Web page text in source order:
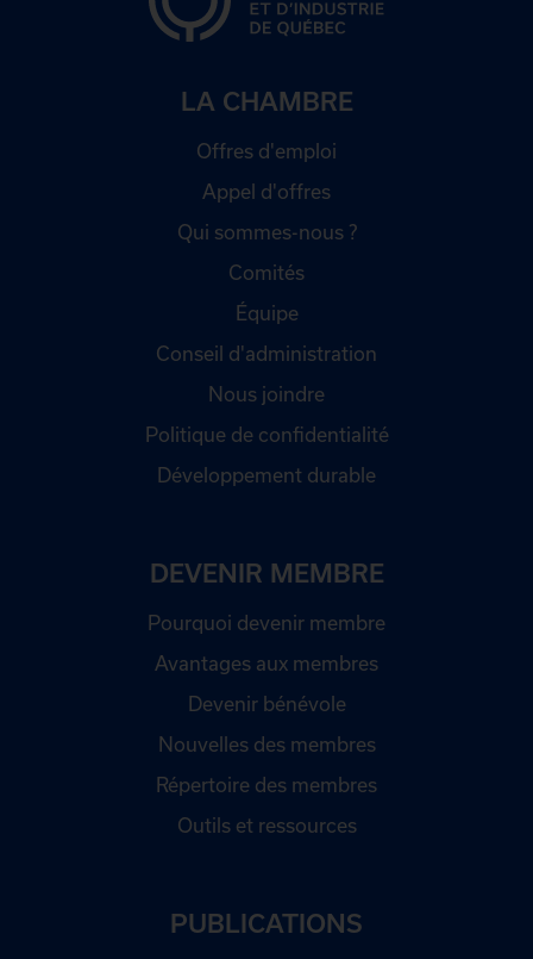
LA CHAMBRE
Offres d'emploi
Appel d'offres
Qui sommes-nous ?
Comités
Équipe
Conseil d'administration
Nous joindre
Politique de confidentialité
Développement durable
DEVENIR MEMBRE
Pourquoi devenir membre
Avantages aux membres
Devenir bénévole
Nouvelles des membres
Répertoire des membres
Outils et ressources
PUBLICATIONS